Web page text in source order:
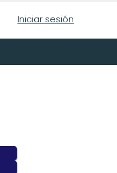
Iniciar sesión